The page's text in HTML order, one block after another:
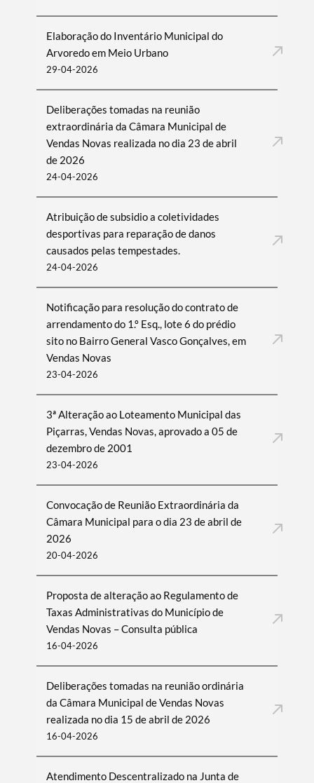
Elaboração do Inventário Municipal do
Arvoredo em Meio Urbano
29-04-2026
Deliberações tomadas na reunião
extraordinária da Câmara Municipal de
Vendas Novas realizada no dia 23 de abril
de 2026
24-04-2026
Atribuição de subsidio a coletividades
desportivas para reparação de danos
causados pelas tempestades.
24-04-2026
Notificação para resolução do contrato de
arrendamento do 1.º Esq., lote 6 do prédio
sito no Bairro General Vasco Gonçalves, em
Vendas Novas
23-04-2026
3ª Alteração ao Loteamento Municipal das
Piçarras, Vendas Novas, aprovado a 05 de
dezembro de 2001
23-04-2026
Convocação de Reunião Extraordinária da
Câmara Municipal para o dia 23 de abril de
2026
20-04-2026
Proposta de alteração ao Regulamento de
Taxas Administrativas do Município de
Vendas Novas – Consulta pública
16-04-2026
Deliberações tomadas na reunião ordinária
da Câmara Municipal de Vendas Novas
realizada no dia 15 de abril de 2026
16-04-2026
Atendimento Descentralizado na Junta de